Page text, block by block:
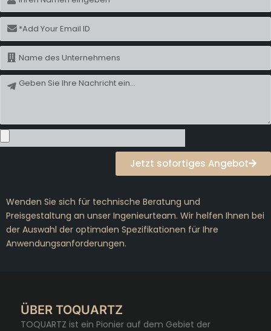
E-
Mail
Name
Nachricht
Jetzt sofortiges Angebot
Wenden Sie sich für technische Beratung und
Preisgestaltung an unser Ingenieurteam. Wir helfen Ihnen bei
der Auswahl der optimalen Spezifikationen für Ihre
Anwendungsanforderungen.
ÜBER TOQUARTZ
TOQUARTZ ist ein Pionier auf dem Gebiet der